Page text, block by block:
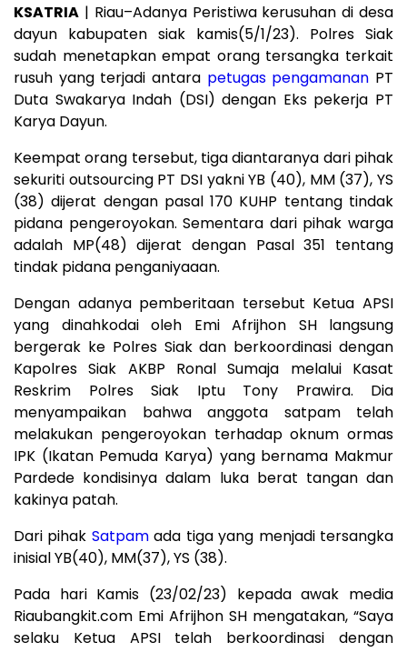
KSATRIA | Riau–Adanya Peristiwa kerusuhan di desa
dayun kabupaten siak kamis(5/1/23). Polres Siak
sudah menetapkan empat orang tersangka terkait
rusuh yang terjadi antara petugas pengamanan PT
Duta Swakarya Indah (DSI) dengan Eks pekerja PT
Karya Dayun.
Keempat orang tersebut, tiga diantaranya dari pihak
sekuriti outsourcing PT DSI yakni YB (40), MM (37), YS
(38) dijerat dengan pasal 170 KUHP tentang tindak
pidana pengeroyokan. Sementara dari pihak warga
adalah MP(48) dijerat dengan Pasal 351 tentang
tindak pidana penganiyaaan.
Dengan adanya pemberitaan tersebut Ketua APSI
yang dinahkodai oleh Emi Afrijhon SH langsung
bergerak ke Polres Siak dan berkoordinasi dengan
Kapolres Siak AKBP Ronal Sumaja melalui Kasat
Reskrim Polres Siak Iptu Tony Prawira. Dia
menyampaikan bahwa anggota satpam telah
melakukan pengeroyokan terhadap oknum ormas
IPK (Ikatan Pemuda Karya) yang bernama Makmur
Pardede kondisinya dalam luka berat tangan dan
kakinya patah.
Dari pihak Satpamada tiga yang menjadi tersangka
inisial YB(40), MM(37), YS (38).
Pada hari Kamis (23/02/23) kepada awak media
Riaubangkit.com Emi Afrijhon SH mengatakan, “Saya
selaku Ketua APSI telah berkoordinasi dengan